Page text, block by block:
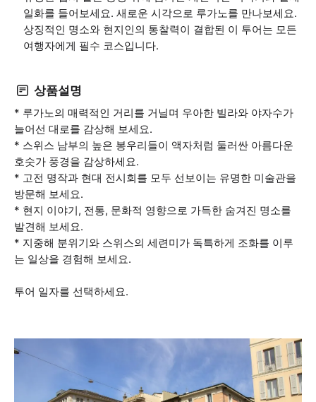
일화를 들어보세요. 새로운 시각으로 루가노를 만나보세요.
상징적인 명소와 현지인의 통찰력이 결합된 이 투어는 모든
여행자에게 필수 코스입니다.
상품설명
* 루가노의 매력적인 거리를 거닐며 우아한 빌라와 야자수가
늘어선 대로를 감상해 보세요.
* 스위스 남부의 높은 봉우리들이 액자처럼 둘러싼 아름다운
호숫가 풍경을 감상하세요.
* 고전 명작과 현대 전시회를 모두 선보이는 유명한 미술관을
방문해 보세요.
* 현지 이야기, 전통, 문화적 영향으로 가득한 숨겨진 명소를
발견해 보세요.
* 지중해 분위기와 스위스의 세련미가 독특하게 조화를 이루
는 일상을 경험해 보세요.
투어 일자를 선택하세요.